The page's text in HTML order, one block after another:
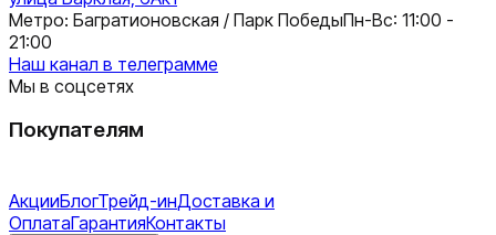
Метро: Багратионовская / Парк ПобедыПн-Вс: 11:00 -
21:00
Наш канал в телеграмме
Мы в соцсетях
Покупателям
АкцииБлогТрейд-инДоставка и
ОплатаГарантияКонтакты